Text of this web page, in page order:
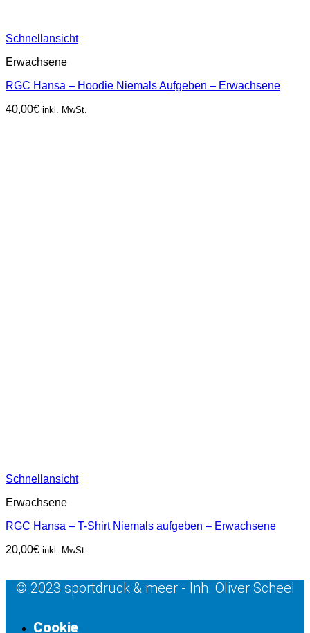
Schnellansicht
Erwachsene
RGC Hansa – Hoodie Niemals Aufgeben – Erwachsene
40,00€ inkl. MwSt.
Schnellansicht
Erwachsene
RGC Hansa – T-Shirt Niemals aufgeben – Erwachsene
20,00€ inkl. MwSt.
© 2023 sportdruck & meer - Inh. Oliver Scheel
Cookie